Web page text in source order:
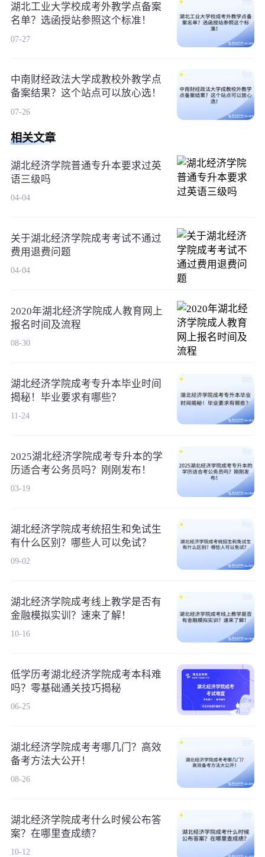
湖北工业大学校成考外教学点备案
名单？选函授站参照这个标准！
07-27
中南财经政法大学成教校外教学点
备案结果？这个站点可以放心选！
07-26
相关文章
湖北经济学院普通专升本要求过英
语三级吗
04-04
关于湖北经济学院成考考试不通过
费用退费问题
04-04
2020年湖北经济学院成人教育网上
报名时间及流程
08-30
湖北经济学院成考专升本毕业时间
揭秘！毕业要求有哪些？
11-24
2025湖北经济学院成考专升本的学
历适合考公务员吗？刚刚发布！
03-19
湖北经济学院成考统招生和免试生
有什么区别？哪些人可以免试？
09-02
湖北经济学院成考线上教学是否有
金融模拟实训？速来了解！
10-16
低学历考湖北经济学院成考本科难
吗？零基础通关技巧揭秘
06-25
湖北经济学院成考考哪几门？高效
备考方法大公开！
08-26
湖北经济学院成考什么时候公布答
案？在哪里查成绩？
10-12